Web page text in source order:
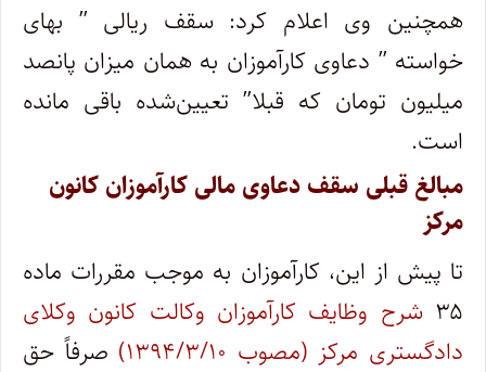
همچنین وی اعلام کرد: سقف ریالی ” بهای
خواسته ” دعاوی کارآموزان به همان میزان پانصد
میلیون تومان که قبلا” تعیین‌شده باقی مانده
است.
مبالغ قبلی سقف دعاوی مالی کارآموزان کانون
مرکز
تا پیش از این، کارآموزان به موجب مقررات ماده
۳۵ شرح وظایف کارآموزان وکالت کانون وکلای
دادگستری مرکز (مصوب ۱۳۹۴/۳/۱۰)
صرفاً حق